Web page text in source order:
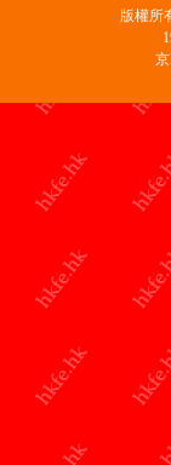
版權所
京